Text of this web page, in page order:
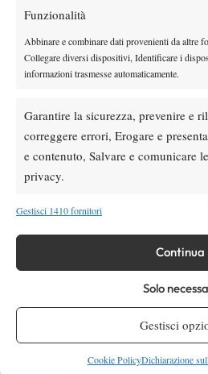
Funzionalità
Abbinare e combinare dati provenienti da altre
Collegare diversi dispositivi, Identificare i
informazioni trasmesse automaticamente.
Garantire la sicurezza, prevenire e
correggere errori, Erogare e
e contenuto, Salvare e comunicare
privacy.
Gestisci 1410 fornitori
Continua
Solo
Gestisci
Cookie PolicyDichiarazione
sempre per l’apertura anacronistica,
poche partite all’attivo la tensione si è
inevitabilmente braccio meno sciolto
All’indomani del match con il
positività, un’altra batosta, si
definitivamente il nuovo anno.
DI
Challenger News